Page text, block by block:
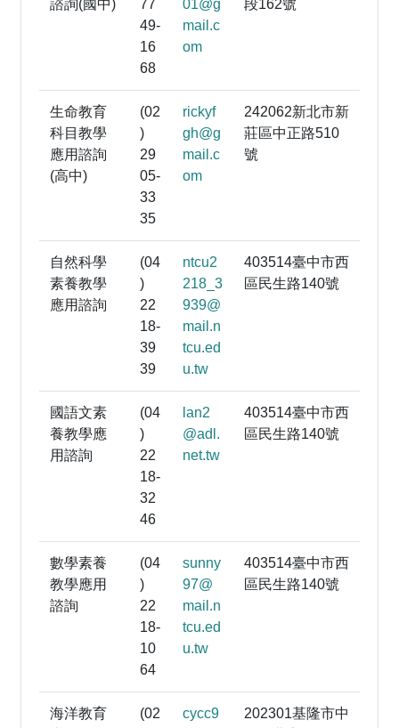
諮詢(國中)
77
49-
16
68
01@g
mail.c
om
段162號
生命教育
科目教學
應用諮詢
(高中)
(02
)
29
05-
33
35
rickyf
gh@g
mail.c
om
242062新北市新
莊區中正路510
號
自然科學
素養教學
應用諮詢
(04
)
22
18-
39
39
ntcu2
218_3
939@
mail.n
tcu.ed
u.tw
403514臺中市西
區民生路140號
國語文素
養教學應
用諮詢
(04
)
22
18-
32
46
lan2
@adl.
net.tw
403514臺中市西
區民生路140號
數學素養
教學應用
諮詢
(04
)
22
18-
10
64
sunny
97@
mail.n
tcu.ed
u.tw
403514臺中市西
區民生路140號
海洋教育
(02
cycc9
202301基隆市中